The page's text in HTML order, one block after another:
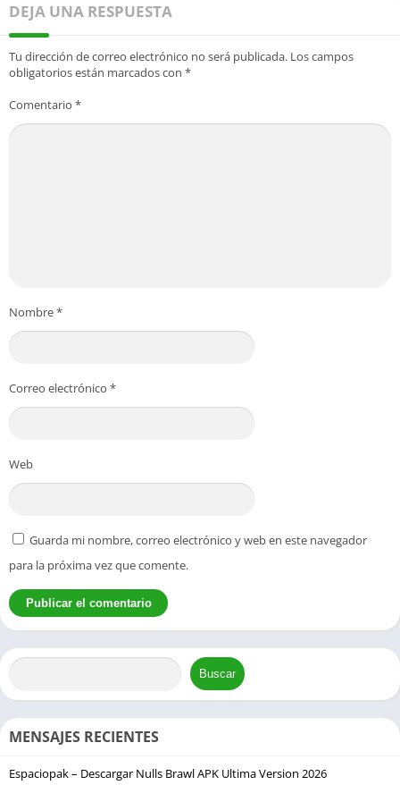
DEJA UNA RESPUESTA
Tu dirección de correo electrónico no será publicada. Los campos
obligatorios están marcados con *
Comentario *
Nombre*
Correo electrónico *
Web
Guarda mi nombre, correo electrónico y web en este navegador
para la próxima vez que comente.
Buscar
MENSAJES RECIENTES
Espaciopak – Descargar Nulls Brawl APK Ultima Version 2026